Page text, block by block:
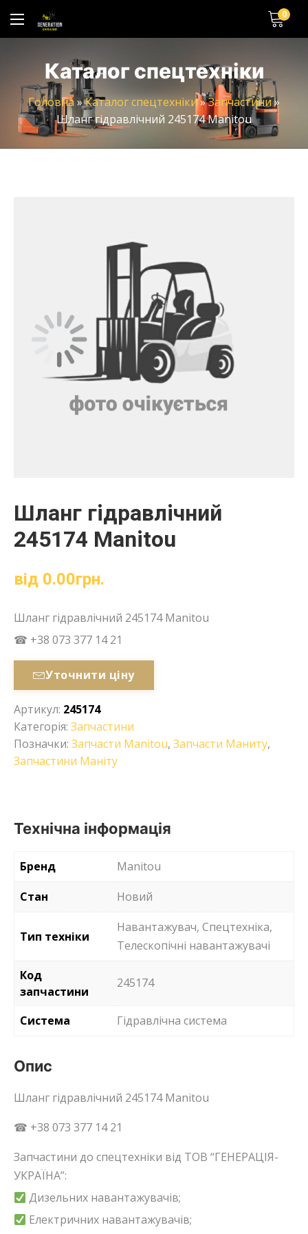
0
Каталог спецтехніки
Головна»Каталог спецтехніки»Запчастини»
Шланг гідравлічний 245174 Manitou
Шланг гідравлічний
245174 Manitou
від 0.00грн.
Шланг гідравлічний 245174 Manitou
☎ +38 073 377 14 21
Уточнити ціну
Артикул: 245174
Категорія: Запчастини
Позначки: Запчасти Manitou, Запчасти Маниту,
Запчастини Маніту
Технічна інформація
Бренд
Manitou
Стан
Новий
Тип техніки
Навантажувач, Спецтехніка,
Телескопічні навантажувачі
Код
запчастини
245174
Система Гідравлічна система
Опис
Шланг гідравлічний 245174 Manitou
☎ +38 073 377 14 21
Запчастини до спецтехніки від ТОВ “ГЕНЕРАЦІЯ-
УКРАЇНА”:
Дизельних навантажувачів;
Електричних навантажувачів;